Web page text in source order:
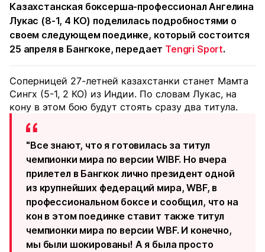
Казахстанская боксерша-профессионал Ангелина
Лукас (8-1, 4 КО) поделилась подробностями о
своем следующем поединке, который состоится
25 апреля в Бангкоке, передает Tengri Sport.
Соперницей 27-летней казахстанки станет Мамта
Сингх (5-1, 2 КО) из Индии. По словам Лукас, на
кону в этом бою будут стоять сразу два титула.
"Все знают, что я готовилась за титул
чемпионки мира по версии WIBF. Но вчера
прилетел в Бангкок лично президент одной
из крупнейших федераций мира, WBF, в
профессиональном боксе и сообщил, что на
кон в этом поединке ставит также титул
чемпионки мира по версии WBF. И конечно,
мы были шокированы! А я была просто